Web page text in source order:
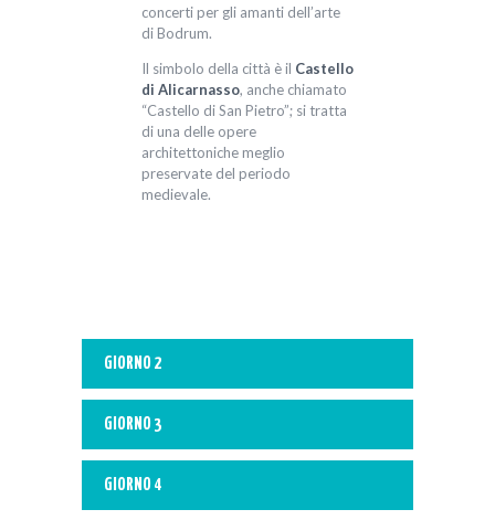
concerti per gli amanti dell’arte
di Bodrum.
Il simbolo della città è il Castello
di Alicarnasso, anche chiamato
“Castello di San Pietro”; si tratta
di una delle opere
architettoniche meglio
preservate del periodo
medievale.
GIORNO 2
GIORNO 3
GIORNO 4